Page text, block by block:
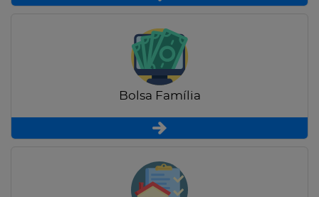
Bolsa Família